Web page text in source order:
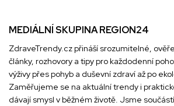
MEDIÁLNÍ SKUPINA REGION24
ZdraveTrendy.cz přináší srozumitelné,
články, rozhovory a tipy pro každodenní
výživy přes pohyb a duševní zdraví až po
Zaměřujeme se na aktuální trendy i
dávají smysl v běžném životě. Jsme